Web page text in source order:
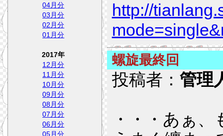
http://
螺旋最終回
投稿者： 管理
・・・あぁ
04月分
03月分
02月分
01月分
2017年
12月分
11月分
10月分
09月分
08月分
07月分
06月分
05月分